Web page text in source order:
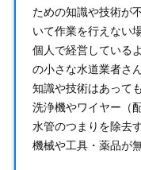
ための知識や技術が
いて作業を行えない
個人で経営している
の小さな水道業者さん
知識や技術はあって
洗浄機やワイヤー（
水管のつまりを除去
機械や工具・薬品が